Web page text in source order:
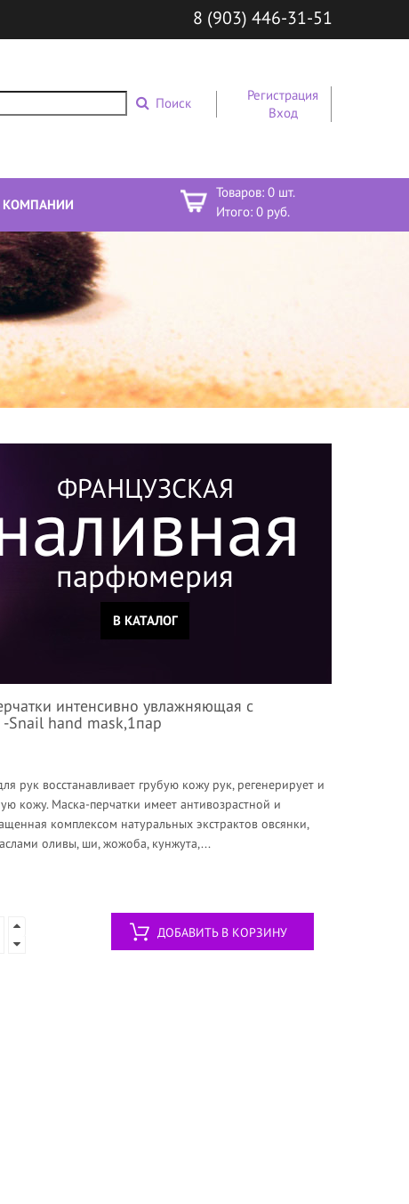
8 (903) 446-31-51
Поиск
Регистрация
Вход
КОМПАНИИ
Товаров: 0 шт.
Итого: 0 руб.
ФРАНЦУЗСКАЯ
парфюмерия
В КАТАЛОГ
интенсивно увлажняющая с
-Snail hand mask,1пар
рук восстанавливает грубую кожу рук, регенерирует и
кожу. Маска-перчатки имеет антивозрастной и
комплексом натуральных экстрактов овсянки,
оливы, ши, жожоба, кунжута,...
ДОБАВИТЬ В КОРЗИНУ